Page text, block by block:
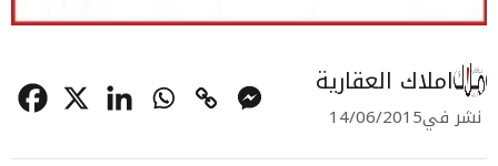
املاك العقارية
نشر في14/06/2015